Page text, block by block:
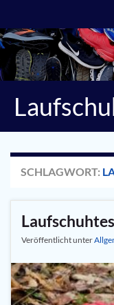
Search
SCHLAGWORT:
Veröffentlicht unter